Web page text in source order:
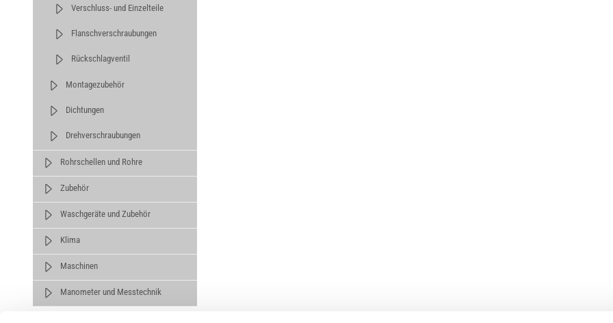
Verschluss- und Einzelteile
Flanschverschraubungen
Rückschlagventil
Montagezubehör
Dichtungen
Drehverschraubungen
Rohrschellen und Rohre
Zubehör
Waschgeräte und Zubehör
Klima
Maschinen
Manometer und Messtechnik